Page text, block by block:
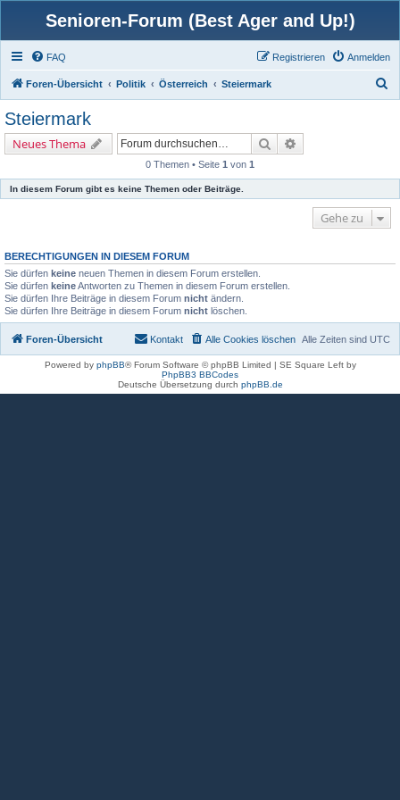
Senioren-Forum (Best Ager and Up!)
FAQ Anmelden
Registrieren
Foren-Übersicht Politik Österreich Steiermark
Steiermark
Neues Thema Suche
0 Themen • Seite 1 von 1
In diesem Forum gibt es keine Themen oder Beiträge.
Gehe zu
BERECHTIGUNGEN IN DIESEM FORUM
Sie dürfen keine neuen Themen in diesem Forum erstellen.
Sie dürfen keineAntworten zu Themen in diesem Forum erstellen.
Sie dürfen Ihre Beiträge in diesem Forum nicht ändern.
Sie dürfen Ihre Beiträge in diesem Forum nicht löschen.
Foren-Übersicht Alle Zeiten sind UTC
Alle Cookies löschen
Kontakt
Powered by phpBB® Forum Software © phpBB Limited | SE Square Left by
PhpBB3 BBCodes
Deutsche Übersetzung durch phpBB.de